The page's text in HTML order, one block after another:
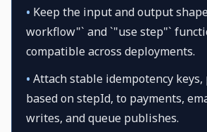
• Keep the input and output
workflow"` and `"use step"`
compatible across deployments.
• Attach stable idempotency
based on stepId, to payments,
writes, and queue publishes.